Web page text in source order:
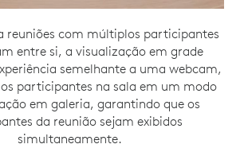
reuniões com múltiplos participantes
entre si, a visualização em grade
semelhante a uma webcam,
participantes na sala em um modo
em galeria, garantindo que os
da reunião sejam exibidos
simultaneamente.